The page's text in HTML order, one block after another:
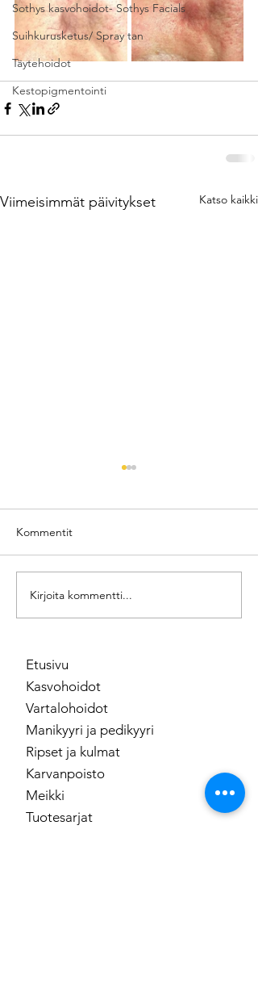
Sothys kasvohoidot- Sothys Facials
Suihkurusketus/ Spray tan
Täytehoidot
Kestopigmentointi
Viimeisimmät päivitykset Katso kaikki
RF + Mikroneulaus
Kommentit
Kirjoita kommentti...
Etusivu
Kasvohoidot
Vartalohoidot
Manikyyri ja pedikyyri
Ripset ja kulmat
Karvanpoisto
Meikki
Tuotesarjat